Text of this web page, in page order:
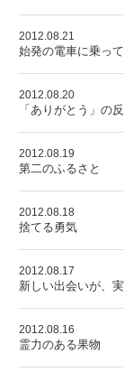
2012.08.21
始発の電車に乗っ
2012.08.20
「ありがとう」の
2012.08.19
第二のふるさと
2012.08.18
捨てる勇気
2012.08.17
新しい出会いが、
2012.08.16
霊力のある果物